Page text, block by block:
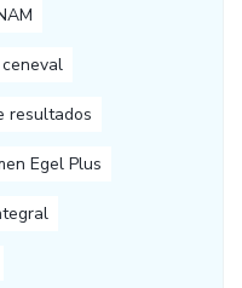
resultados
Egel Plus